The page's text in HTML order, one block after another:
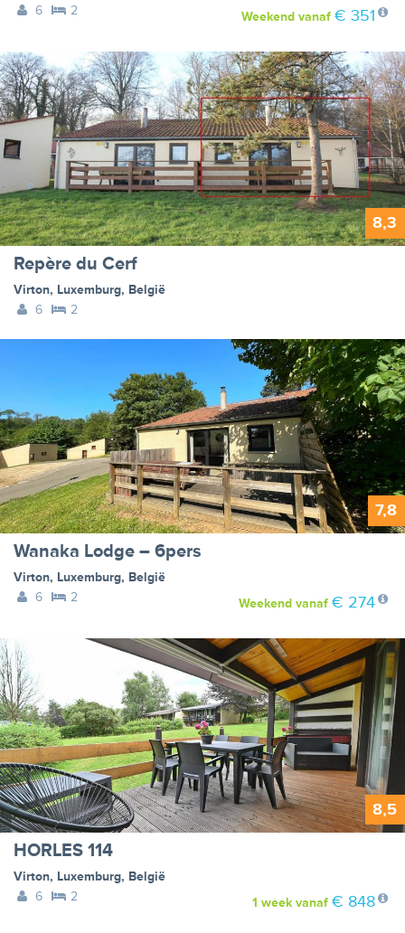
6
2 Weekendvanaf € 351
8,3
Repère du Cerf
Virton, Luxemburg, België
6
2
7,8
Wanaka Lodge – 6pers
Virton, Luxemburg, België
6
2 Weekendvanaf € 274
8,5
HORLES 114
Virton, Luxemburg, België
6
2 1 weekvanaf € 848